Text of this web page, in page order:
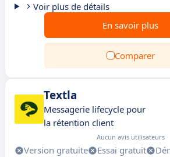
Voir plus de détails
En savoir plus
Comparer
Textla
Messagerie lifecycle pour
la rétention client
Aucun avis utilisateurs
Version gratuite Essai gratuit